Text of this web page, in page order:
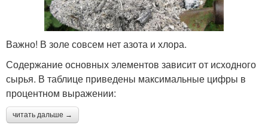
Важно! В золе совсем нет азота и хлора.
Содержание основных элементов зависит от исходного
сырья. В таблице приведены максимальные цифры в
процентном выражении:
читать дальше →